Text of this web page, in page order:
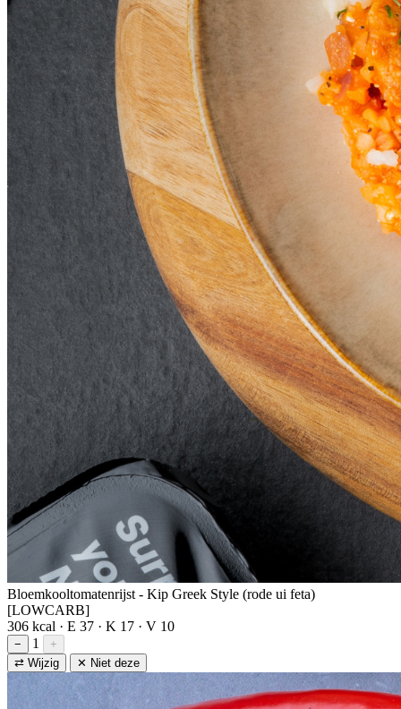
Bloemkooltomatenrijst - Kip Greek Style (rode ui feta)
[LOWCARB]
306 kcal · E 37 · K 17 · V 10
− 1
+
⇄ Wijzig
✕ Niet deze